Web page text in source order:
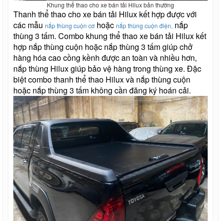
Khung thể thao cho xe bán tải Hilux bản thường
Thanh thể thao cho xe bán tải Hilux kết hợp được với
các mẫu nắp thùng cuộn cơ hoặc nắp thùng cuộn điện, nắp
thùng 3 tấm. Combo khung thể thao xe bán tải Hilux kết
hợp nắp thùng cuộn hoặc nắp thùng 3 tấm giúp chở
hàng hóa cao cồng kềnh được an toàn và nhiều hơn,
nắp thùng Hilux giúp bảo vệ hàng trong thùng xe. Đặc
biệt combo thanh thể thao Hilux và nắp thùng cuộn
hoặc nắp thùng 3 tấm không cần đăng ký hoán cải.